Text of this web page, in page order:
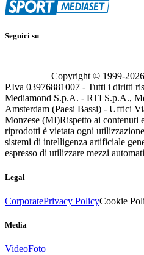
Seguici su
Copyright © 1999-2026
P.Iva 03976881007 - Tutti i diritti
Mediamond S.p.A. - RTI S.p.A.,
Amsterdam (Paesi Bassi) - Uffici
Monzese (MI)Rispetto ai contenuti
riprodotti è vietata ogni
sistemi di intelligenza artificiale
espresso di utilizzare mezzi
Legal
CorporatePrivacy PolicyCookie
Media
VideoFoto